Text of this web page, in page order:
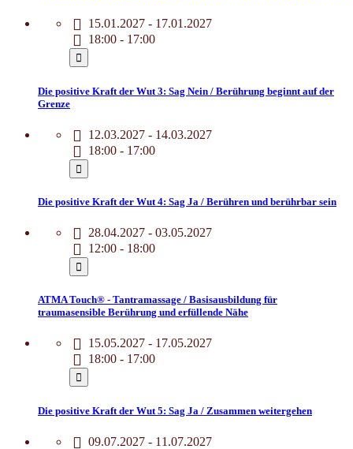
15.01.2027 - 17.01.2027
18:00 - 17:00
Die positive Kraft der Wut 3: Sag Nein / Berührung beginnt auf der
Grenze
12.03.2027 - 14.03.2027
18:00 - 17:00
Die positive Kraft der Wut 4: Sag Ja / Berühren und berührbar sein
28.04.2027 - 03.05.2027
12:00 - 18:00
ATMA Touch® - Tantramassage / Basisausbildung für
traumasensible Berührung und erfüllende Nähe
15.05.2027 - 17.05.2027
18:00 - 17:00
Die positive Kraft der Wut 5: Sag Ja / Zusammen weitergehen
09.07.2027 - 11.07.2027